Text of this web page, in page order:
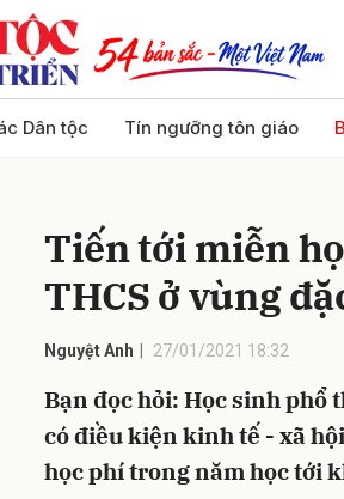
Dân tộc Tín ngưỡng tôn giáo
Tiến tới miễn
THCS ở vùng
Nguyệt Anh 27/01/2021 18:32
Bạn đọc hỏi: Học sinh phổ
có điều kiện kinh tế - xã
học phí trong năm học tới
Gửi